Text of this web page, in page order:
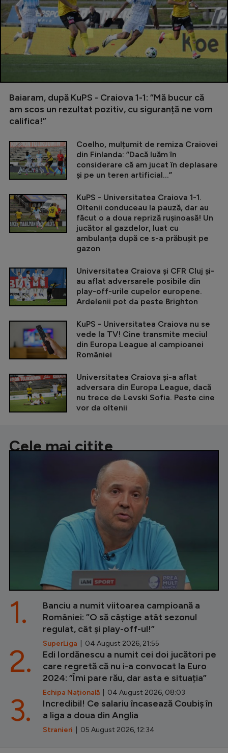
Baiaram, după KuPS - Craiova 1-1: ”Mă bucur că
am scos un rezultat pozitiv, cu siguranță ne vom
califica!”
Coelho, mulțumit de remiza Craiovei
din Finlanda: ”Dacă luăm în
considerare că am jucat în deplasare
și pe un teren artificial...”
KuPS - Universitatea Craiova 1-1.
Oltenii conduceau la pauză, dar au
făcut o a doua repriză rușinoasă! Un
jucător al gazdelor, luat cu
ambulanța după ce s-a prăbușit pe
gazon
Universitatea Craiova și CFR Cluj și-
au aflat adversarele posibile din
play-off-urile cupelor europene.
Ardelenii pot da peste Brighton
KuPS - Universitatea Craiova nu se
vede la TV! Cine transmite meciul
din Europa League al campioanei
României
Universitatea Craiova și-a aflat
adversara din Europa League, dacă
nu trece de Levski Sofia. Peste cine
vor da oltenii
Cele mai citite
Banciu a numit viitoarea campioană a
României: ”O să câștige atât sezonul
regulat, cât și play-off-ul!”
SuperLiga | 04 August 2026, 21:55
1.
Edi Iordănescu a numit cei doi jucători pe
care regretă că nu i-a convocat la Euro
2024: ”Îmi pare rău, dar asta e situația”
Echipa Națională | 04 August 2026, 08:03
2.
Incredibil! Ce salariu încasează Coubiș în
a liga a doua din Anglia
Stranieri | 05 August 2026, 12:34
3.